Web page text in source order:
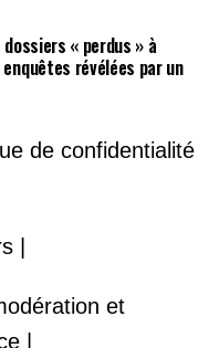
« perdus » à
révélées par un
de confidentialité
|
et
|